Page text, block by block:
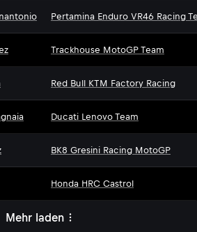
Pertamina Enduro VR46 Racing
Trackhouse MotoGP Team
Red Bull KTM Factory Racing
Ducati Lenovo Team
BK8 Gresini Racing MotoGP
Honda HRC Castrol
Mehr laden